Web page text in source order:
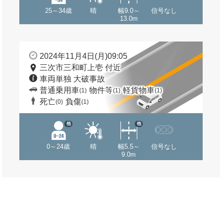
25～34歳 晴
幅9.0～
13.0m
信号なし
2024年11月4日(月)09:05
三次市三和町上壱 付近
車両単独 大破事故
普通乗用車(1) 物件等(1) 軽貨物車(1)
死亡(0) 負傷(1)
0～24歳
他
晴
幅5.5～
9.0m
他
信号なし